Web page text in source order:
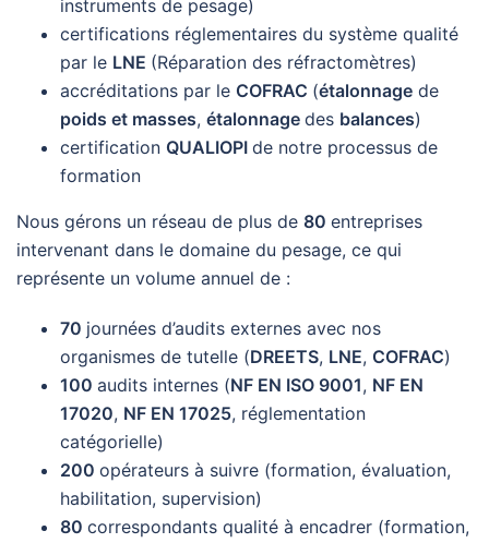
instruments de pesage)
certifications réglementaires du système qualité
par le LNE (Réparation des réfractomètres)
accréditations par le COFRAC (étalonnage de
poids et masses, étalonnage des balances)
certification QUALIOPI de notre processus de
formation
Nous gérons un réseau de plus de 80 entreprises
intervenant dans le domaine du pesage, ce qui
représente un volume annuel de :
70 journées d’audits externes avec nos
organismes de tutelle (DREETS, LNE, COFRAC)
100 audits internes (NF EN ISO 9001, NF EN
17020, NF EN 17025, réglementation
catégorielle)
200 opérateurs à suivre (formation, évaluation,
habilitation, supervision)
80 correspondants qualité à encadrer (formation,